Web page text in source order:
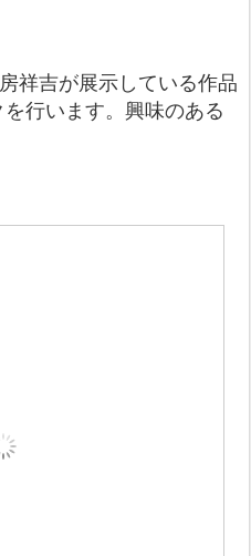
祥吉が展示している作品
行います。興味のある